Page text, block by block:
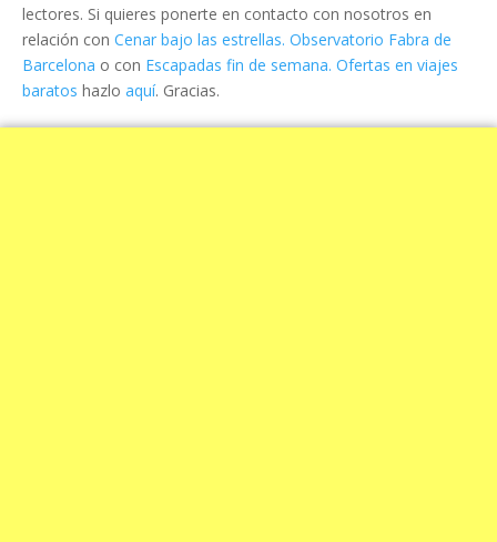
lectores. Si quieres ponerte en contacto con nosotros en
relación con Cenar bajo las estrellas. Observatorio Fabra de
Barcelona o con Escapadas fin de semana. Ofertas en viajes
baratos hazlo aquí. Gracias.